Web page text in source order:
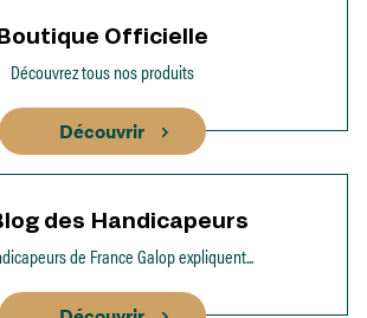
Officielle
Découvrez tous nos produits
Découvrir
des Handicapeurs
de France Galop expliquent...